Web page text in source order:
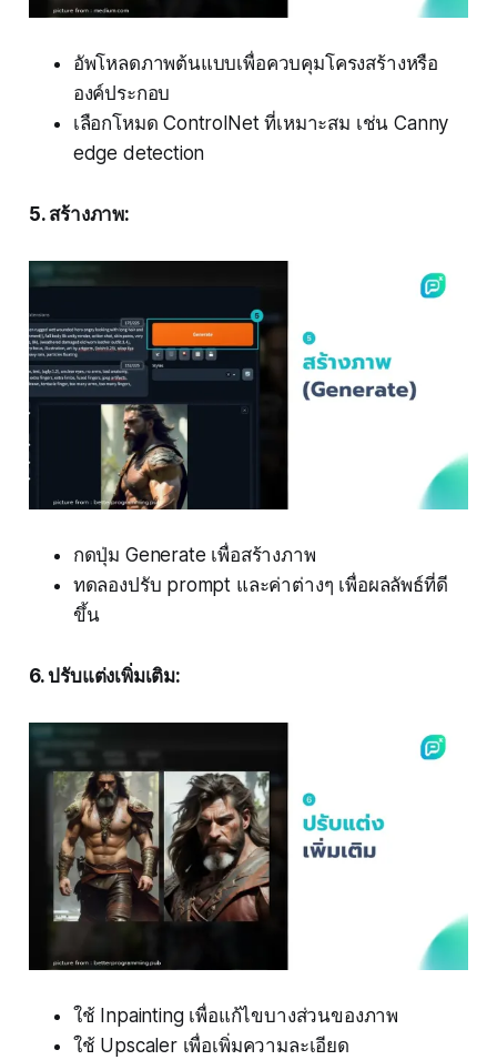
อัพโหลดภาพต้นแบบเพื่อควบคุมโครงสร้างหรือ
องค์ประกอบ
เลือกโหมด ControlNet ที่เหมาะสม เช่น Canny
edge detection
5. สร้างภาพ:
กดปุ่ม Generate เพื่อสร้างภาพ
ทดลองปรับ prompt และค่าต่างๆ เพื่อผลลัพธ์ที่ดี
ขึ้น
6. ปรับแต่งเพิ่มเติม:
ใช้ Inpainting เพื่อแก้ไขบางส่วนของภาพ
ใช้ Upscaler เพื่อเพิ่มความละเอียด